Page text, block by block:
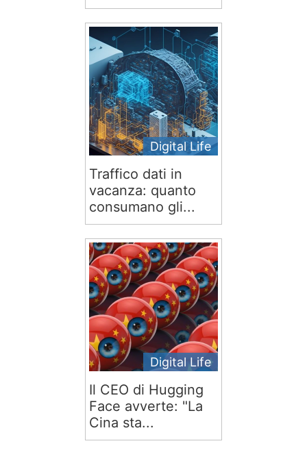
Digital Life
Traffico dati in
vacanza: quanto
consumano gli...
Digital Life
Il CEO di Hugging
Face avverte: "La
Cina sta...